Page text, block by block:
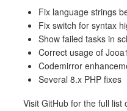
Fix language strings
Fix switch for syntax
Show failed tasks in
Correct usage of
Codemirror
Several 8.x PHP fixes
Visit GitHub for the full list